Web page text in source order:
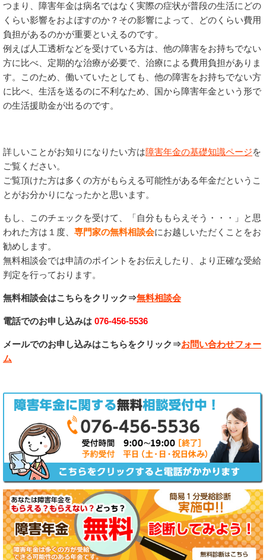
つまり、障害年金は病名ではなく実際の症状が普段の生活にどの
くらい影響をおよぼすのか？その影響によって、どのくらい費用
負担があるのかが重要といえるのです。
例えば人工透析などを受けている方は、他の障害をお持ちでない
方に比べ、定期的な治療が必要で、治療による費用負担がありま
す。このため、働いていたとしても、他の障害をお持ちでない方
に比べ、生活を送るのに不利なため、国から障害年金という形で
の生活援助金が出るのです。
詳しいことがお知りになりたい方は障害年金の基礎知識ページを
ご覧ください。
ご覧頂けた方は多くの方がもらえる可能性がある年金だというこ
とがお分かりになったかと思います。
もし、このチェックを受けて、「自分ももらえそう・・・」と思
われた方は１度、 専門家の無料相談会にお越しいただくことをお
勧めします。
無料相談会では申請のポイントをお伝えしたり、より正確な受給
判定を行っております。
無料相談会はこちらをクリック⇒無料相談会
電話でのお申し込みは 076-456-5536
メールでのお申し込みはこちらをクリック⇒お問い合わせフォー
ム